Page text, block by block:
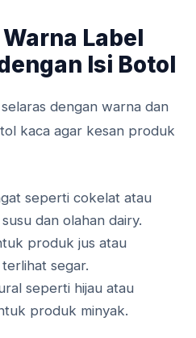
Label
Isi Botol
dengan warna dan
kaca agar kesan produk
seperti cokelat atau
dan olahan dairy.
produk jus atau
segar.
seperti hijau atau
produk minyak.